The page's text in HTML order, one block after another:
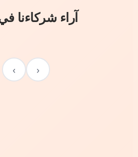
آراء شركاءنا
‹
›